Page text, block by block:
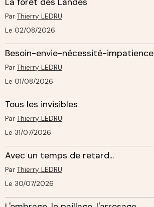
Par Thierry LEDRU
Le 02/08/2026
Besoin-envie-nécessité-impatience
Par Thierry LEDRU
Le 01/08/2026
Tous les invisibles
Par Thierry LEDRU
Le 31/07/2026
Avec un temps de retard...
Par Thierry LEDRU
Le 30/07/2026